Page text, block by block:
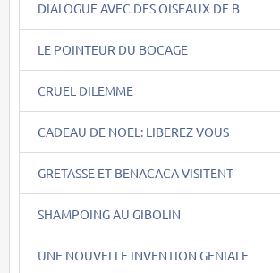
DIALOGUE AVEC DES OISEAUX DE B
LE POINTEUR DU BOCAGE
CRUEL DILEMME
CADEAU DE NOEL: LIBEREZ VOUS
GRETASSE ET BENACACA VISITENT
SHAMPOING AU GIBOLIN
UNE NOUVELLE INVENTION GENIALE